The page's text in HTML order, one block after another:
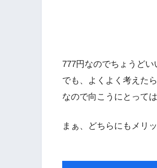
777円なのでちょうどい
でも、よくよく考えた
なので向こうにとって
まぁ、どちらにもメリ